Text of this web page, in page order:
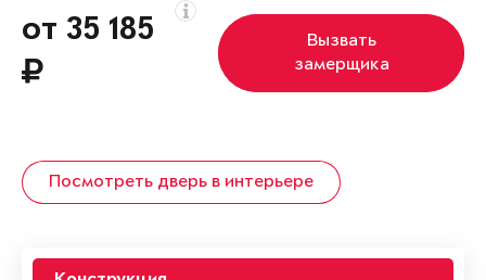
от 35 185
Вызвать
замерщика
Посмотреть дверь в интерьере